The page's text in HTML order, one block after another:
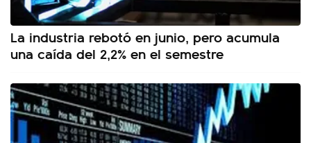
La industria rebotó en junio, pero acumula
una caída del 2,2% en el semestre